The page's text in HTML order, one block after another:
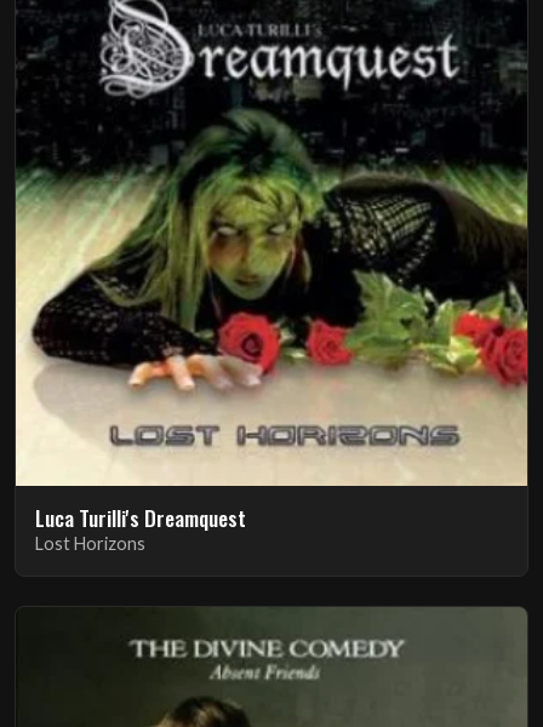
Luca Turilli's Dreamquest
Lost Horizons